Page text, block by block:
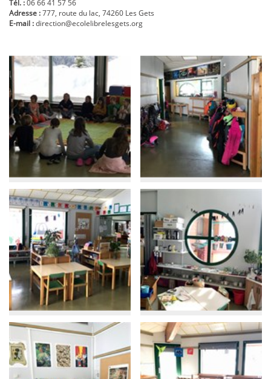
Tél. :06 66 41 57 56
Adresse :777, route du lac, 74260 Les Gets
E-mail :direction@ecolelibrelesgets.org